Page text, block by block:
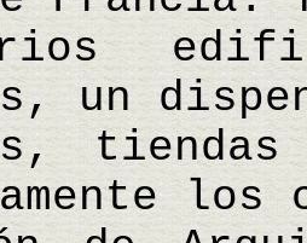
un
tiendas
los